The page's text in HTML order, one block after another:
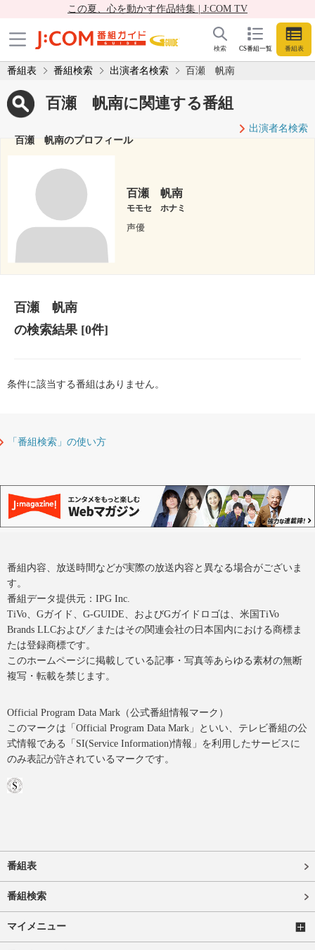
この夏、心を動かす作品特集 | J:COM TV
CS番組一覧 番組表
検索
番組表 番組検索 出演者名検索 百瀬 帆南
百瀬 帆南に関連する番組
出演者名検索
百瀬 帆南のプロフィール
百瀬 帆南
モモセ ホナミ
声優
百瀬 帆南
の検索結果[0件]
条件に該当する番組はありません。
「番組検索」の使い方
番組内容、放送時間などが実際の放送内容と異なる場合がございま
す。
番組データ提供元：IPG Inc.
TiVo、Gガイド、G-GUIDE、およびGガイドロゴは、米国TiVo
Brands LLCおよび／またはその関連会社の日本国内における商標ま
たは登録商標です。
このホームページに掲載している記事・写真等あらゆる素材の無断
複写・転載を禁じます。
Official Program Data Mark（公式番組情報マーク）
このマークは「Official Program Data Mark」といい、テレビ番組の公
式情報である「SI(Service Information)情報」を利用したサービスに
のみ表記が許されているマークです。
番組表
番組検索
マイメニュー